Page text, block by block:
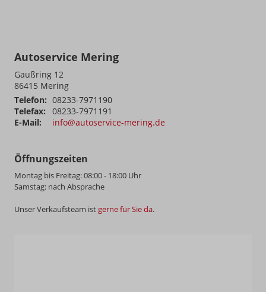
Autoservice Mering
Gaußring 12
86415 Mering
Telefon: 08233-7971190
Telefax:
08233-7971191
E-Mail:
info@autoservice-mering.de
Öffnungszeiten
Montag bis Freitag: 08:00 - 18:00 Uhr
Samstag: nach Absprache
Unser Verkaufsteam ist gerne für Sie da.